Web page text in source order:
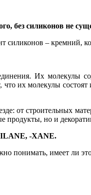
без силиконов не
– кремний,
Их молекулы
их молекулы
от строительных
но и
, -XANE.
понимать, имеет ли